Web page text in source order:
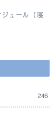
ュール（寝
246